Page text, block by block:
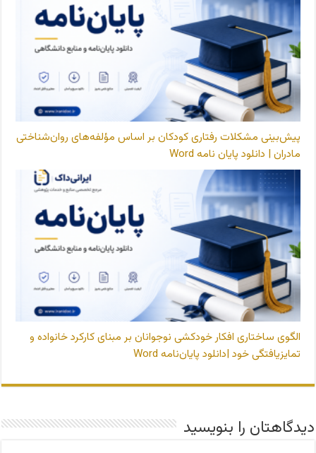
پیش‌بینی مشکلات رفتاری کودکان بر اساس مؤلفه‌های روان‌شناختی
مادران | دانلود پایان نامه Word
الگوی ساختاری افکار خودکشی نوجوانان بر مبنای کارکرد خانواده و
تمایزیافتگی خود |دانلود پایان‌نامه Word
دیدگاهتان را بنویسید